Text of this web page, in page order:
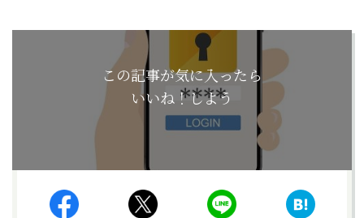
この記事が気に入ったら
いいね！しよう